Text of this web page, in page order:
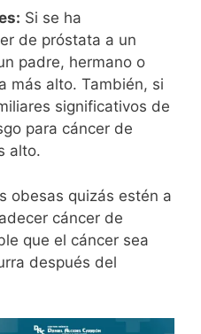
Si se ha
de próstata a un
padre, hermano o
más alto. También, si
significativos de
para cáncer de
alto.
obesas quizás estén a
cáncer de
que el cáncer sea
después del